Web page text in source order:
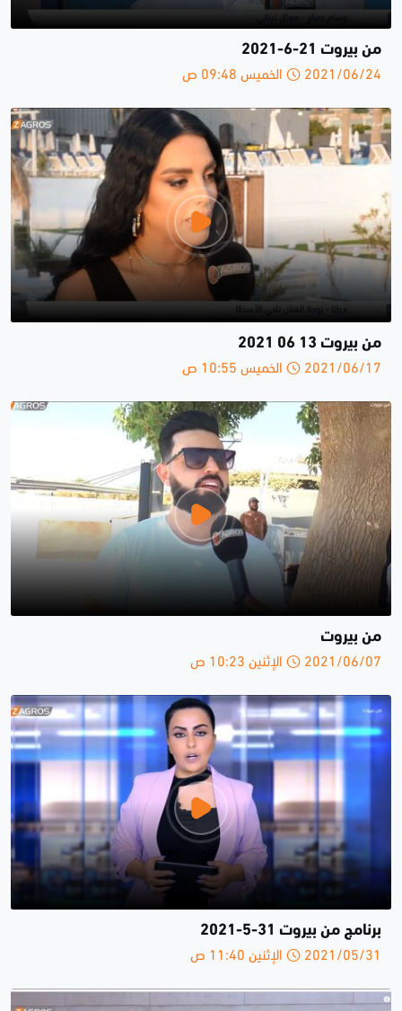
من بيروت 21-6-2021
2021/06/24 الخميس 09:48 ص
من بيروت 13 06 2021
2021/06/17 الخميس 10:55 ص
من بيروت
2021/06/07 الإثنين 10:23 ص
برنامج من بيروت 31-5-2021
2021/05/31 الإثنين 11:40 ص